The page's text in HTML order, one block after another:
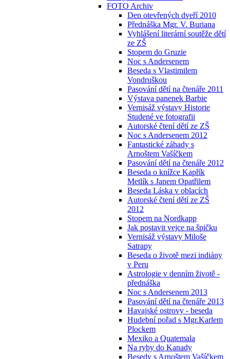
FOTO Archiv
Den otevřených dveří 2010
Přednáška Mgr. V. Buriana
Vyhlášení literární soutěže dětí
ze ZŠ
Stopem do Gruzie
Noc s Andersenem
Beseda s Vlastimilem
Vondruškou
Pasování dětí na čtenáře 2011
Výstava panenek Barbie
Vernisáž výstavy Historie
Studené ve fotografii
Autorské čtení dětí ze ZŠ
Noc s Andersenem 2012
Fantastické záhady s
Arnoštem Vašíčkem
Pasování dětí na čtenáře 2012
Beseda o knížce Kapřík
Metlík s Janem Opatřilem
Beseda Láska v oblacích
Autorské čtení dětí ze ZŠ
2012
Stopem na Nordkapp
Jak postavit vejce na špičku
Vernisáž výstavy Miloše
Satrapy
Beseda o životě mezi indiány
v Peru
Astrologie v denním životě -
přednáška
Noc s Andersenem 2013
Pasování dětí na čtenáře 2013
Havajské ostrovy - beseda
Hudební pořad s Mgr.Karlem
Plockem
Mexiko a Quatemala
Na ryby do Kanady
Besedy s Arnoštem Vašíčkem